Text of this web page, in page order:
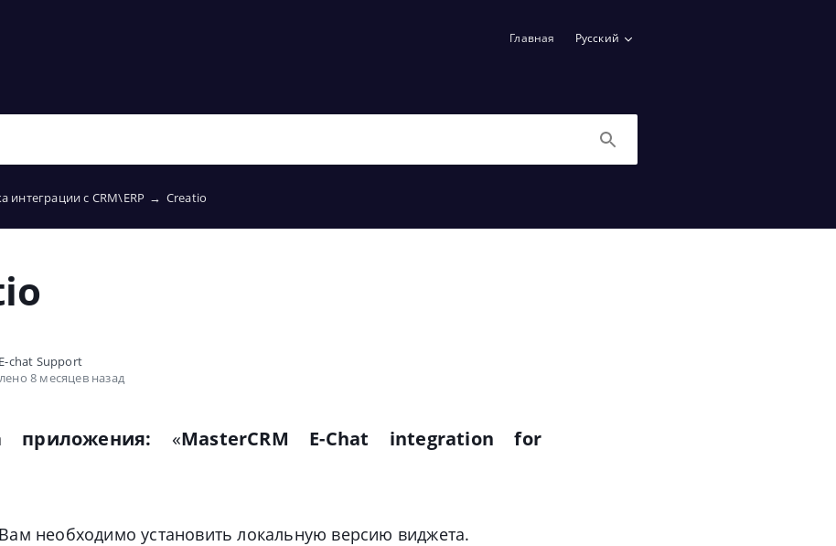
Главная Русский
интеграции с CRM\ERP → Creatio
E-chat Support
8 месяцев назад
приложения: «MasterCRM E-Chat integration
for
необходимо установить локальную версию виджета.